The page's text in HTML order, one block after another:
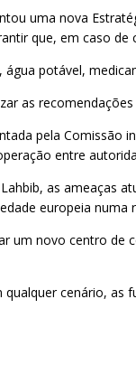
uma nova
que, em caso
água potável,
as
pela Comissão
entre
as ameaças
europeia numa
um novo centro
cenário, as